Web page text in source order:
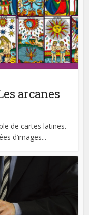
arcanes
de cartes latines.
d’images...